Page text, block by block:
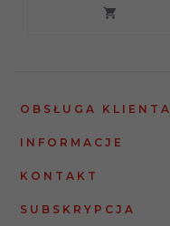
OBSŁUGA KLIENTA
INFORMACJE
KONTAKT
SUBSKRYPCJA